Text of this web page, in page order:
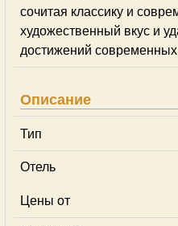
сочитая классику и
художественный вкус и
достижений современных
Описание
Тип
Отель
Цены от